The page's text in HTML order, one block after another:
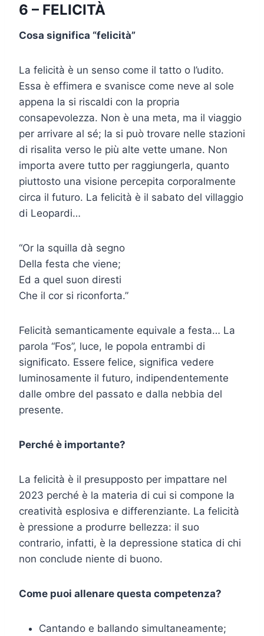
6 – FELICITÀ
Cosa significa “felicità”
La felicità è un senso come il tatto o l’udito.
Essa è effimera e svanisce come neve al sole
appena la si riscaldi con la propria
consapevolezza. Non è una meta, ma il viaggio
per arrivare al sé; la si può trovare nelle stazioni
di risalita verso le più alte vette umane. Non
importa avere tutto per raggiungerla, quanto
piuttosto una visione percepita corporalmente
circa il futuro. La felicità è il sabato del villaggio
di Leopardi…
“Or la squilla dà segno
Della festa che viene;
Ed a quel suon diresti
Che il cor si riconforta.”
Felicità semanticamente equivale a festa… La
parola “Fos”, luce, le popola entrambi di
significato. Essere felice, significa vedere
luminosamente il futuro, indipendentemente
dalle ombre del passato e dalla nebbia del
presente.
Perché è importante?
La felicità è il presupposto per impattare nel
2023 perché è la materia di cui si compone la
creatività esplosiva e differenziante. La felicità
è pressione a produrre bellezza: il suo
contrario, infatti, è la depressione statica di chi
non conclude niente di buono.
Come puoi allenare questa competenza?
Cantando e ballando simultaneamente;